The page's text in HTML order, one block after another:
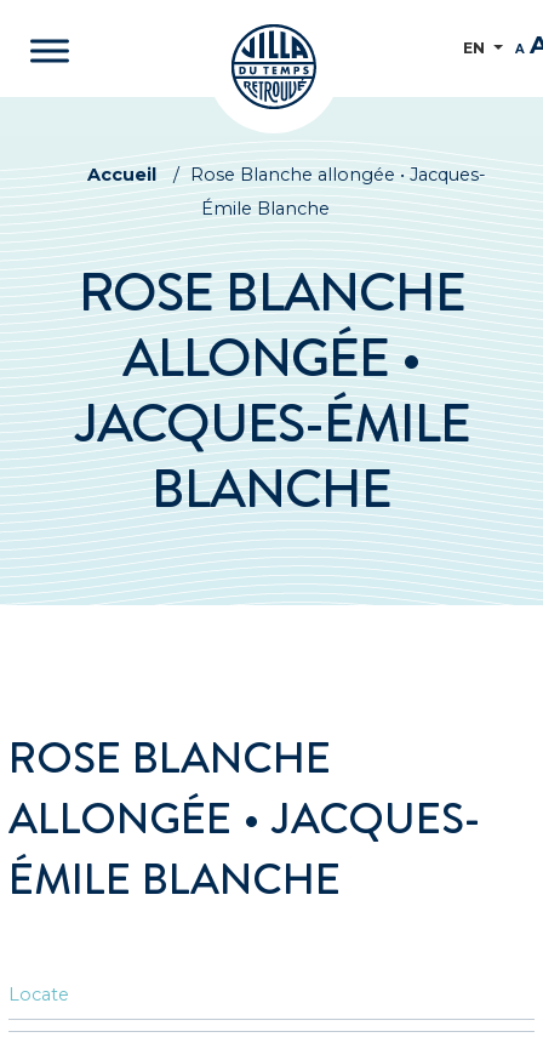
EN A
Accueil / Rose Blanche allongée • Jacques-
Émile Blanche
ROSE BLANCHE
ALLONGÉE •
JACQUES-ÉMILE
BLANCHE
ROSE BLANCHE
ALLONGÉE • JACQUES-
ÉMILE BLANCHE
Locate